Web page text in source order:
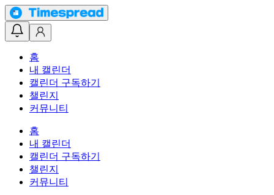
홈
내 캘린더
캘린더 구독하기
챌린지
커뮤니티
홈
내 캘린더
캘린더 구독하기
챌린지
커뮤니티